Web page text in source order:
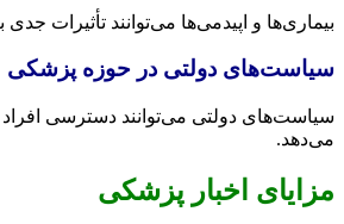
بیماری‌ها و اپیدمی‌ها می‌توانند تأثیرات
سیاست‌های دولتی در حوزه پزشکی
سیاست‌های دولتی می‌توانند دسترسی افراد
می‌دهد.
مزایای اخبار پزشکی